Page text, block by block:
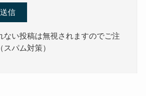
ない投稿は無視されますのでご注
パム対策）